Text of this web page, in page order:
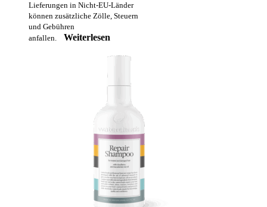
Lieferungen in Nicht-EU-Länder
können zusätzliche Zölle, Steuern
und Gebühren
anfallen.
Weiterlesen